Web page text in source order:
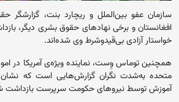
سازمان عفو بین‌الملل و ریچارد بنت، گزارشگر
افغانستان و برخی نهادهای حقوق‌ بشری دیگر،
خواستار آزادی بی‌قیدوشرط وی شده‌اند.
همچنین توماس وِست، نماینده ویژه‌ی آمریکا در
متحده به‌شدت نگران گزارش‌هایی است که
آموزش توسط نیروهای حکومت سرپرست